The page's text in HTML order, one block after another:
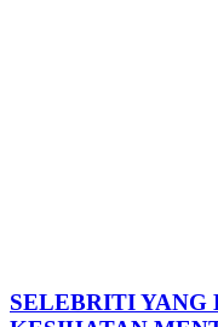
SELEBRITI YANG